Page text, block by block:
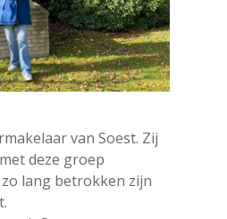
van Soest. Zij
deze groep
lang betrokken zijn
Agenda pdf
Nieuwsbrief
Cultureel Café
Kies je kunst
ruimte
Kunst Natuur Welzijn
je horen
Zien en
Beeldend
Kennis &